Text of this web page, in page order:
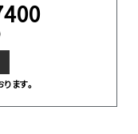
ます。